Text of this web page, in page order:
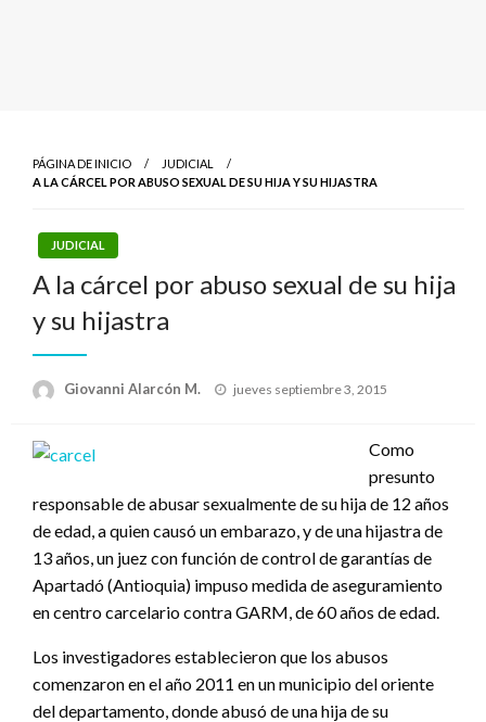
PÁGINA DE INICIO
JUDICIAL
A LA CÁRCEL POR ABUSO SEXUAL DE SU HIJA Y SU HIJASTRA
JUDICIAL
A la cárcel por abuso sexual de su hija
y su hijastra
Giovanni Alarcón M.
Publicado
jueves septiembre 3, 2015
Como
presunto
responsable de abusar sexualmente de su hija de 12 años
de edad, a quien causó un embarazo, y de una hijastra de
13 años, un juez con función de control de garantías de
Apartadó (Antioquia) impuso medida de aseguramiento
en centro carcelario contra GARM, de 60 años de edad.
Los investigadores establecieron que los abusos
comenzaron en el año 2011 en un municipio del oriente
del departamento, donde abusó de una hija de su